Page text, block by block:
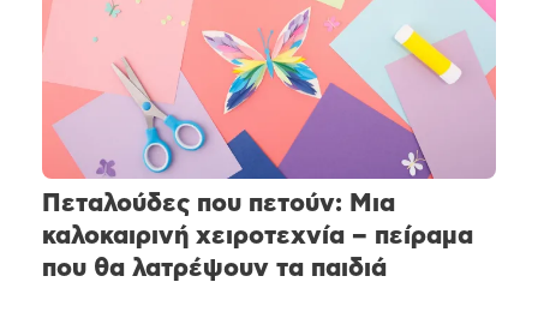
Πεταλούδες που πετούν: Μια
καλοκαιρινή χειροτεχνία – πείραμα
που θα λατρέψουν τα παιδιά